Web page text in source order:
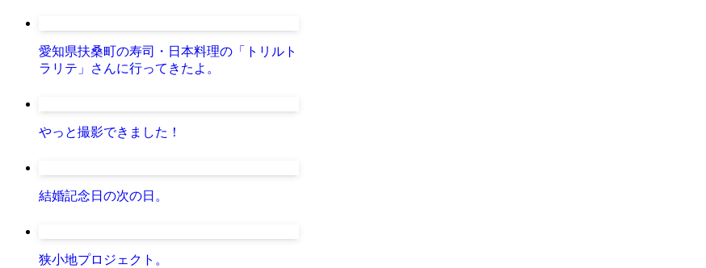
愛知県扶桑町の寿司・日本料理の「トリルト
ラリテ」さんに行ってきたよ。
やっと撮影できました！
結婚記念日の次の日。
狭小地プロジェクト。